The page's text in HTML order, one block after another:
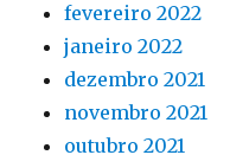
fevereiro 2022
janeiro 2022
dezembro 2021
novembro 2021
outubro 2021